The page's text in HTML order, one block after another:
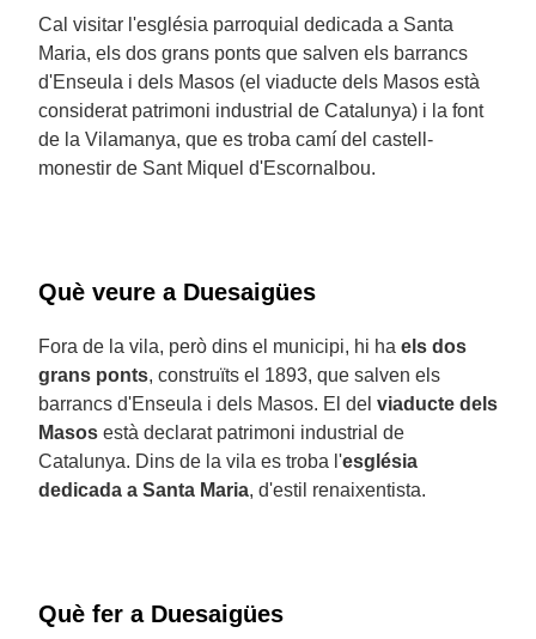
Cal visitar l'església parroquial dedicada a Santa
Maria, els dos grans ponts que salven els barrancs
d'Enseula i dels Masos (el viaducte dels Masos està
considerat patrimoni industrial de Catalunya) i la font
de la Vilamanya, que es troba camí del castell-
monestir de Sant Miquel d'Escornalbou.
Què veure a Duesaigües
Fora de la vila, però dins el municipi, hi ha els dos
grans ponts, construïts el 1893, que salven els
barrancs d'Enseula i dels Masos. El del viaducte dels
Masos està declarat patrimoni industrial de
Catalunya. Dins de la vila es troba l'església
dedicada a Santa Maria, d'estil renaixentista.
Què fer a Duesaigües